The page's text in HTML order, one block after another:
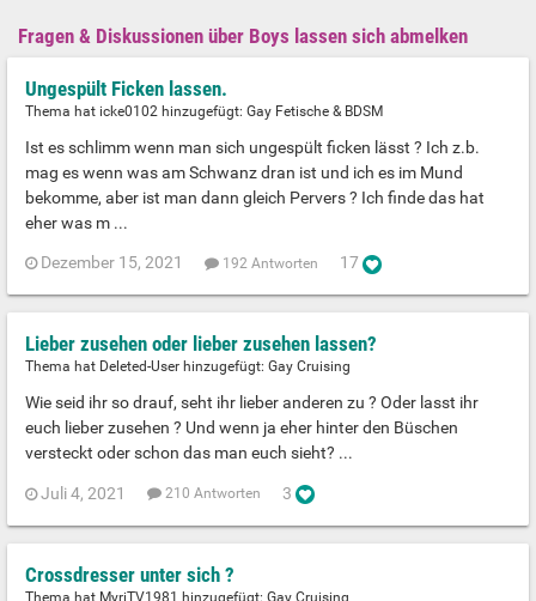
Fragen & Diskussionen über Boys lassen sich abmelken
Ungespült Ficken lassen.
Thema hat icke0102 hinzugefügt: Gay Fetische & BDSM
Ist es schlimm wenn man sich ungespült ficken lässt ? Ich z.b.
mag es wenn was am Schwanz dran ist und ich es im Mund
bekomme, aber ist man dann gleich Pervers ? Ich finde das hat
eher was m ...
Dezember 15, 2021 192 Antworten 17
Lieber zusehen oder lieber zusehen lassen?
Thema hat Deleted-User hinzugefügt: Gay Cruising
Wie seid ihr so drauf, seht ihr lieber anderen zu ? Oder lasst ihr
euch lieber zusehen ? Und wenn ja eher hinter den Büschen
versteckt oder schon das man euch sieht? ...
Juli 4, 2021 210 Antworten 3
Crossdresser unter sich ?
Thema hat MyriTV1981 hinzugefügt: Gay Cruising